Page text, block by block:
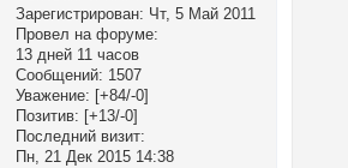
Зарегистрирован: Чт, 5 Май 2011
Провел на форуме:
13 дней 11 часов
Сообщений: 1507
Уважение: [+84/-0]
Позитив: [+13/-0]
Последний визит:
Пн, 21 Дек 2015 14:38